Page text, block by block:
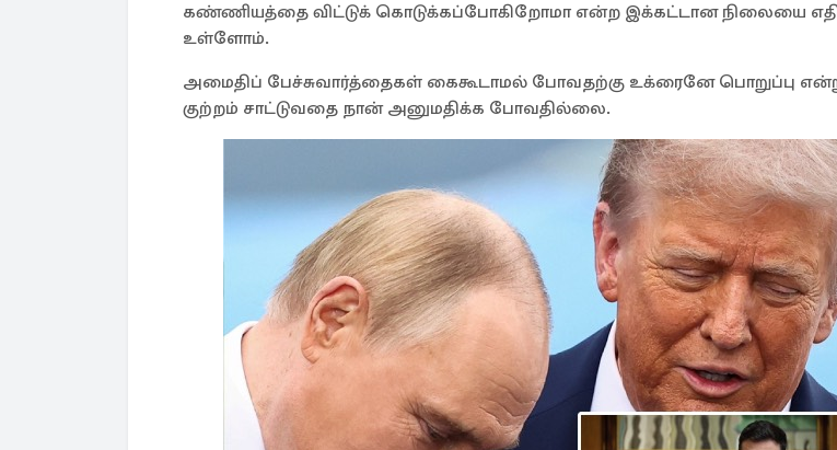
கண்ணியத்தை விட்டுக் கொடுக்கப்போகிறோமா என்ற இக்கட்டான நிலையை
உள்ளோம்.
அமைதிப் பேச்சுவார்த்தைகள் கைகூடாமல் போவதற்கு உக்ரைனே பொறுப்பு
குற்றம் சாட்டுவதை நான் அனுமதிக்க போவதில்லை.